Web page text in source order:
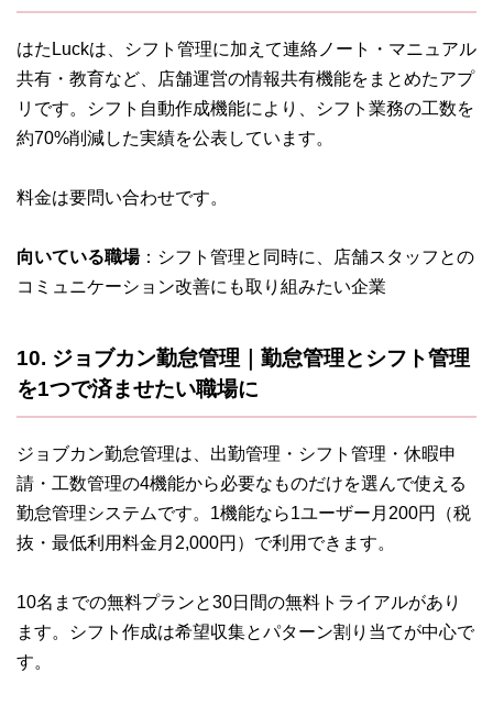
はたLuckは、シフト管理に加えて連絡ノート・マニュアル
共有・教育など、店舗運営の情報共有機能をまとめたアプ
リです。シフト自動作成機能により、シフト業務の工数を
約70%削減した実績を公表しています。
料金は要問い合わせです。
向いている職場：シフト管理と同時に、店舗スタッフとの
コミュニケーション改善にも取り組みたい企業
10. ジョブカン勤怠管理｜勤怠管理とシフト管理
を1つで済ませたい職場に
ジョブカン勤怠管理は、出勤管理・シフト管理・休暇申
請・工数管理の4機能から必要なものだけを選んで使える
勤怠管理システムです。1機能なら1ユーザー月200円（税
抜・最低利用料金月2,000円）で利用できます。
10名までの無料プランと30日間の無料トライアルがあり
ます。シフト作成は希望収集とパターン割り当てが中心で
す。